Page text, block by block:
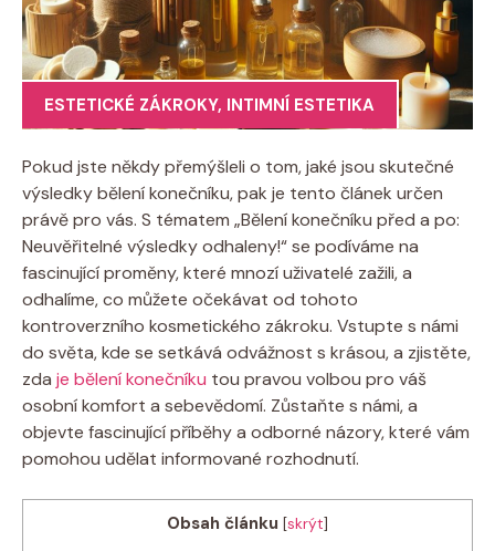
ESTETICKÉ ZÁKROKY, INTIMNÍ ESTETIKA
Pokud jste někdy přemýšleli o tom, jaké jsou skutečné
výsledky bělení konečníku, pak je tento článek určen
právě pro vás. S tématem „Bělení konečníku před a po:
Neuvěřitelné výsledky odhaleny!“ se podíváme na
fascinující proměny, které mnozí uživatelé zažili, a
odhalíme, co můžete očekávat od tohoto
kontroverzního kosmetického zákroku. Vstupte s námi
do světa, kde se setkává odvážnost s krásou, a zjistěte,
zda je bělení konečníku tou pravou volbou pro váš
osobní komfort a sebevědomí. Zůstaňte s námi, a
objevte fascinující příběhy a odborné názory, které vám
pomohou udělat informované rozhodnutí.
Obsah článku [skrýt]